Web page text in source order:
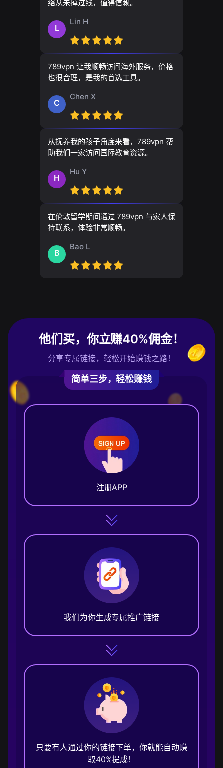
络从未掉过线，值得信赖。
L
Lin H
789vpn 让我顺畅访问海外服务，价格
也很合理，是我的首选工具。
C
Chen X
从抚养我的孩子角度来看，789vpn 帮
助我们一家访问国际教育资源。
H
Hu Y
在伦敦留学期间通过 789vpn 与家人保
持联系，体验非常顺畅。
B
Bao L
他们买，你立赚40%佣金！
分享专属链接，轻松开始赚钱之路！
简单三步，轻松赚钱
注册APP
我们为你生成专属推广链接
只要有人通过你的链接下单，你就能自动赚
取40%提成！